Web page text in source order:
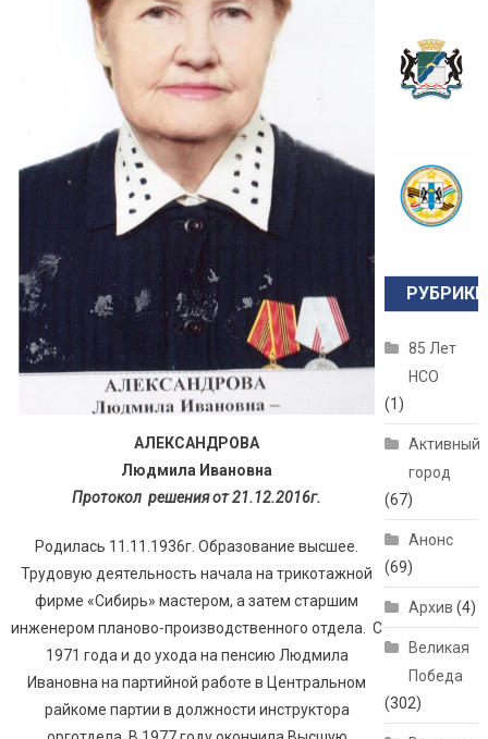
АЛЕКСАНДРОВА
Людмила Ивановна
Протокол решения от 21.12.2016г.
Родилась 11.11.1936г. Образование высшее.
Трудовую деятельность начала на трикотажной
фирме «Сибирь» мастером, а затем старшим
инженером планово-производственного отдела. С
1971 года и до ухода на пенсию Людмила
Ивановна на партийной работе в Центральном
райкоме партии в должности инструктора
РУБРИКИ
85 Лет
НСО
(1)
Активный
город
(67)
Анонс
(69)
Архив (4)
Великая
Победа
(302)